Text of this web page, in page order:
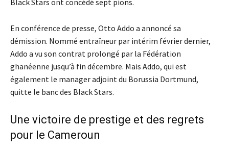
Black Stars ont concédé sept pions.
En conférence de presse, Otto Addo a annoncé sa
démission. Nommé entraîneur par intérim février dernier,
Addo a vu son contrat prolongé par la Fédération
ghanéenne jusqu’à fin décembre. Mais Addo, qui est
également le manager adjoint du Borussia Dortmund,
quitte le banc des Black Stars.
Une victoire de prestige et des regrets
pour le Cameroun